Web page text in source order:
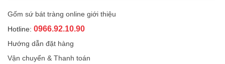
Gốm sứ bát tràng online giới thiệu
Hotline: 0966.92.10.90
Hướng dẫn đặt hàng
Vận chuyển & Thanh toán